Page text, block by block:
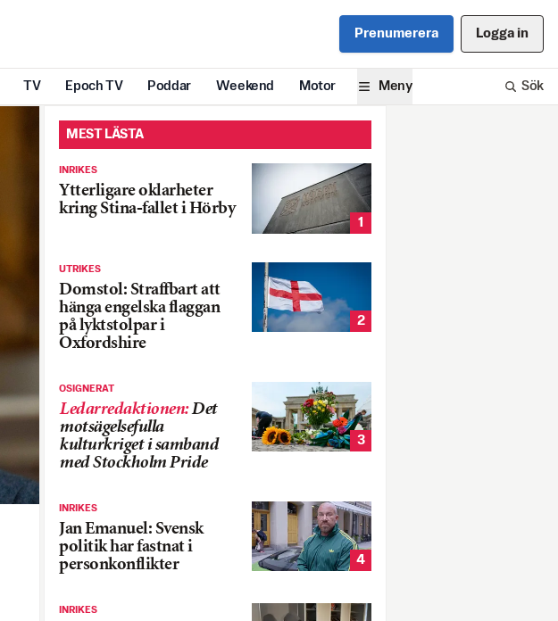
Prenumerera Logga in
TV Epoch TV Poddar Weekend Motor Meny Sök
MEST LÄSTA
INRIKES
Ytterligare oklarheter
kring Stina-fallet i Hörby
1
UTRIKES
Domstol: Straffbart att
hänga engelska flaggan
på lyktstolpar i
Oxfordshire
2
OSIGNERAT
Ledarredaktionen:Det
motsägelsefulla
kulturkriget i samband
med Stockholm Pride
3
INRIKES
Jan Emanuel: Svensk
politik har fastnat i
personkonflikter
4
INRIKES